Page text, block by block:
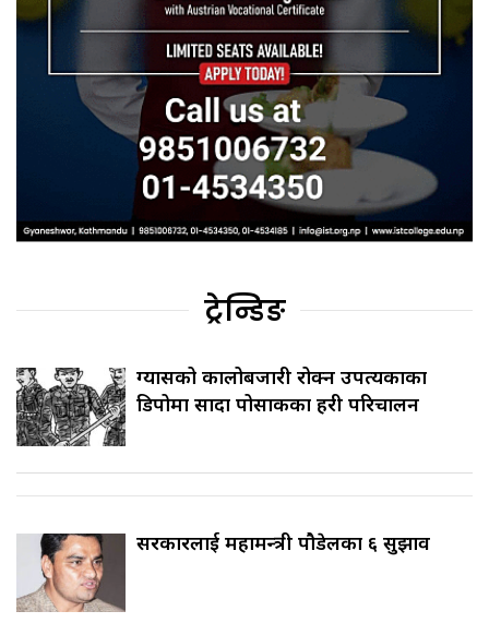
ट्रेन्डिङ
ग्यासको कालोबजारी रोक्न उपत्यकाका
डिपोमा सादा पोसाकका प्रहरी परिचालन
सरकारलाई महामन्त्री पौडेलका ६ सुझाव